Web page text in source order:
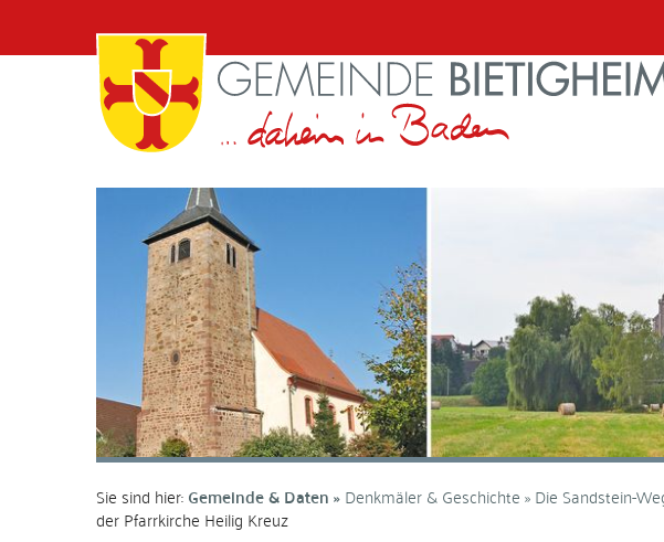
Sie sind hier:Gemeinde & Daten Denkmäler & Geschichte Die Sandstein-
der Pfarrkirche Heilig Kreuz